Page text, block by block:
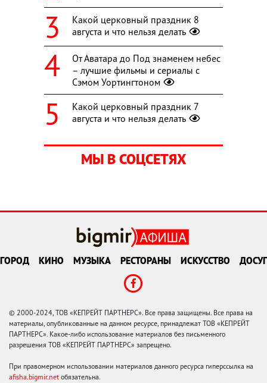
Какой церковный праздник 8
августа и что нельзя делать
От Аватара до Под знаменем небес
– лучшие фильмы и сериалы с
Сэмом Уортингтоном
Какой церковный праздник 7
августа и что нельзя делать
МЫ В СОЦСЕТЯХ
ГОРОД КИНО МУЗЫКА РЕСТОРАНЫ ИСКУССТВО ДОСУГ
© 2000-2024, ТОВ «КЕПРЕЙТ ПАРТНЕРС». Все права защищены. Все права на
материалы, опубликованные на данном ресурсе, принадлежат ТОВ «КЕПРЕЙТ
ПАРТНЕРС». Какое-либо использование материалов без письменного
разрешения ТОВ «КЕПРЕЙТ ПАРТНЕРС» запрещено.
При правомерном использовании материалов данного ресурса гиперссылка на
afisha.bigmir.net обязательна.